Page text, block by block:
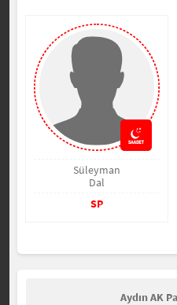
Süleyman
Dal
SP
Aydın AK